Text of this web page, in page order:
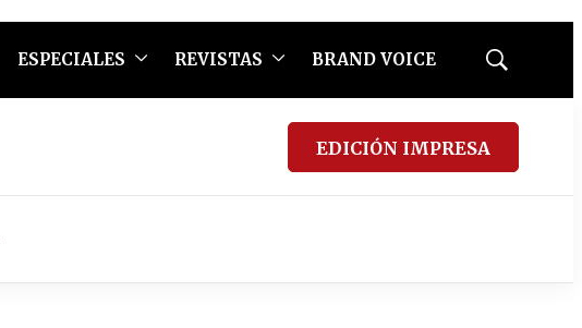
ESPECIALES REVISTAS BRAND VOICE
Mostrar
EDICIÓN IMPRESA